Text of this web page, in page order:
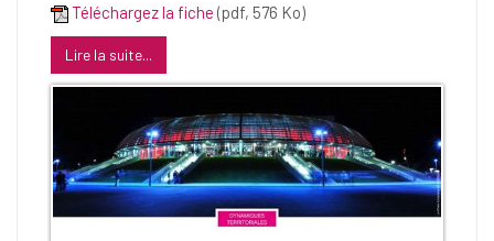
Téléchargez la fiche (pdf, 576 Ko)
Lire la suite...